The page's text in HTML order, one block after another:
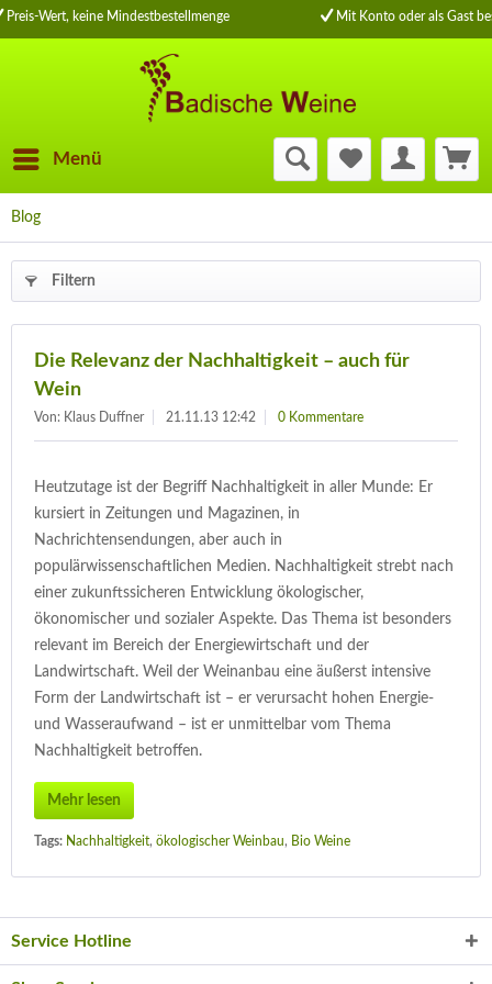
Preis-Wert, keine Mindestbestellmenge Mit Konto oder als Gast
Menü
Blog
Filtern
Die Relevanz der Nachhaltigkeit – auch für
Wein
Von: Klaus Duffner 21.11.13 12:42 0 Kommentare
Heutzutage ist der Begriff Nachhaltigkeit in aller Munde: Er
kursiert in Zeitungen und Magazinen, in
Nachrichtensendungen, aber auch in
populärwissenschaftlichen Medien. Nachhaltigkeit strebt nach
einer zukunftssicheren Entwicklung ökologischer,
ökonomischer und sozialer Aspekte. Das Thema ist besonders
relevant im Bereich der Energiewirtschaft und der
Landwirtschaft. Weil der Weinanbau eine äußerst intensive
Form der Landwirtschaft ist – er verursacht hohen Energie-
und Wasseraufwand – ist er unmittelbar vom Thema
Nachhaltigkeit betroffen.
Mehr lesen
Tags: Nachhaltigkeit, ökologischer Weinbau, Bio Weine
Service Hotline